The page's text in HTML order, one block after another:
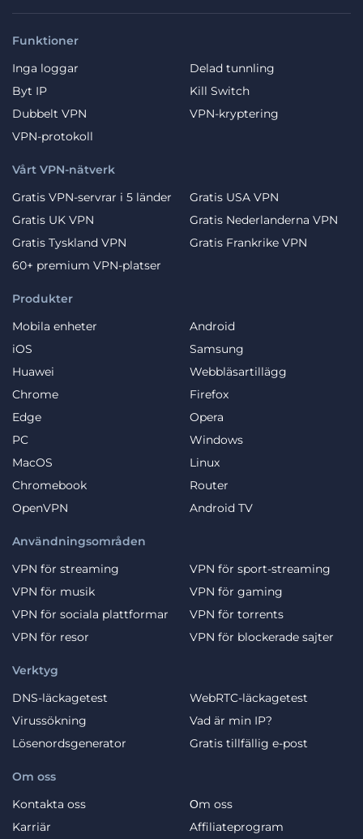
Funktioner
Inga loggar
Delad tunnling
Byt IP
Kill Switch
Dubbelt VPN
VPN-kryptering
VPN-protokoll
Produkter
Mobila enheter
Android
iOS
Samsung
Huawei
Webbläsartillägg
Chrome
Firefox
Edge
Opera
PC
Windows
MacOS
Linux
Chromebook
Router
OpenVPN
Android TV
Användningsområden
VPN för streaming
VPN för sport-streaming
VPN för musik
VPN för gaming
VPN för sociala plattformar
VPN för torrents
VPN för resor
VPN för blockerade sajter
Om oss
Kontakta oss
Оm oss
Karriär
Affiliateprogram
Vårt VPN-nätverk
Gratis VPN-servrar i 5 länder
Gratis USA VPN
Gratis UK VPN
Gratis Nederlanderna VPN
Gratis Tyskland VPN
Gratis Frankrike VPN
60+ premium VPN-platser
Verktyg
DNS-läckagetest
WebRTC-läckagetest
Virussökning
Vad är min IP?
Lösenordsgenerator
Gratis tillfällig e-post